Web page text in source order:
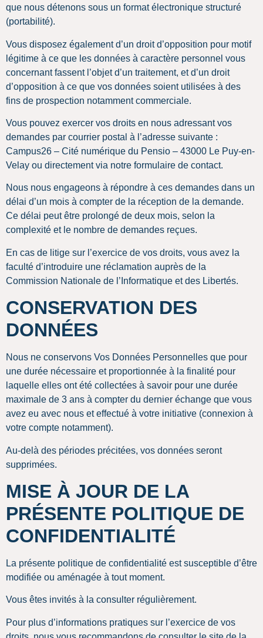
que nous détenons sous un format électronique structuré
(portabilité).
Vous disposez également d’un droit d’opposition pour motif
légitime à ce que les données à caractère personnel vous
concernant fassent l’objet d’un traitement, et d’un droit
d’opposition à ce que vos données soient utilisées à des
fins de prospection notamment commerciale.
Vous pouvez exercer vos droits en nous adressant vos
demandes par courrier postal à l’adresse suivante :
Campus26 – Cité numérique du Pensio – 43000 Le Puy-en-
Velay ou directement via notre formulaire de contact.
Nous nous engageons à répondre à ces demandes dans un
délai d’un mois à compter de la réception de la demande.
Ce délai peut être prolongé de deux mois, selon la
complexité et le nombre de demandes reçues.
En cas de litige sur l’exercice de vos droits, vous avez la
faculté d’introduire une réclamation auprès de la
Commission Nationale de l’Informatique et des Libertés.
CONSERVATION DES
DONNÉES
Nous ne conservons Vos Données Personnelles que pour
une durée nécessaire et proportionnée à la finalité pour
laquelle elles ont été collectées à savoir pour une durée
maximale de 3 ans à compter du dernier échange que vous
avez eu avec nous et effectué à votre initiative (connexion à
votre compte notamment).
Au-delà des périodes précitées, vos données seront
supprimées.
MISE À JOUR DE LA
PRÉSENTE POLITIQUE DE
CONFIDENTIALITÉ
La présente politique de confidentialité est susceptible d’être
modifiée ou aménagée à tout moment.
Vous êtes invités à la consulter régulièrement.
Pour plus d’informations pratiques sur l’exercice de vos